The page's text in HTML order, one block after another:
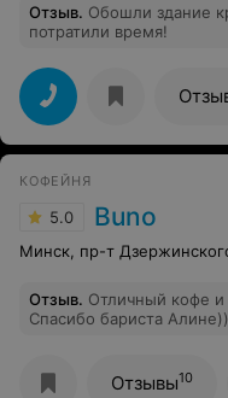
Отзыв. Обошли здание
потратили время!
КОФЕЙНЯ
5.0 Buno
Минск, пр-т
Отзыв. Отличный кофе
Спасибо бариста
Отзывы10